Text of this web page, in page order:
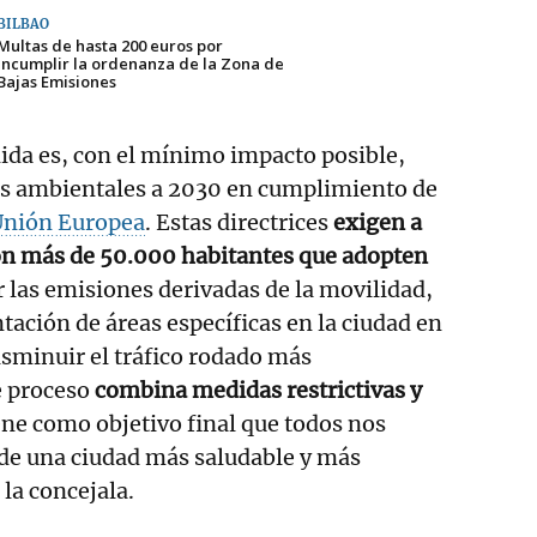
de hasta 200 euros por
la ordenanza de la Zona de
Emisiones
es, con el mínimo impacto posible,
ambientales a 2030 en cumplimiento de
Europea. Estas directricesexigen a
más de 50.000 habitantes que adopten
emisiones derivadas de la movilidad,
de áreas específicas en la ciudad en
el tráfico rodado más
combina medidas restrictivas y
como objetivo final que todos nos
una ciudad más saludable y más
concejala.